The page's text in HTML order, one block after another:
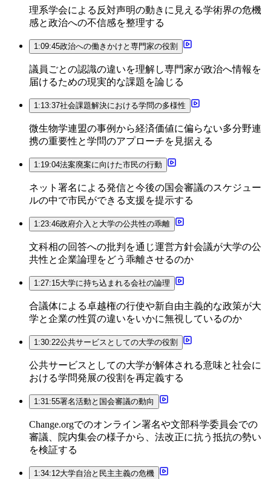
理系学会による反対声明の動きに見える学術界の危機
感と政治への不信感を整理する
1:09:45政治への働きかけと専門家の役割
議員ごとの認識の違いを理解し専門家が政治へ情報を
届けるための現実的な課題を論じる
1:13:37社会課題解決における学問の多様性
微生物学連盟の事例から経済価値に偏らない多分野連
携の重要性と学問のアプローチを見据える
1:19:04法案廃案に向けた市民の行動
ネット署名による発信と今後の国会審議のスケジュー
ルの中で市民ができる支援を提示する
1:23:46政府介入と大学の公共性の乖離
文科相の回答への批判を通じ運営方針会議が大学の公
共性と企業論理をどう乖離させるのか
1:27:15大学に持ち込まれる会社の論理
合議体による卓越権の行使や新自由主義的な政策が大
学と企業の性質の違いをいかに無視しているのか
1:30:22公共サービスとしての大学の役割
公共サービスとしての大学が解体される意味と社会に
おける学問発展の役割を再定義する
1:31:55署名活動と国会審議の動向
Change.orgでのオンライン署名や文部科学委員会での
審議、院内集会の様子から、法改正に抗う抵抗の勢い
を検証する
1:34:12大学自治と民主主義の危機